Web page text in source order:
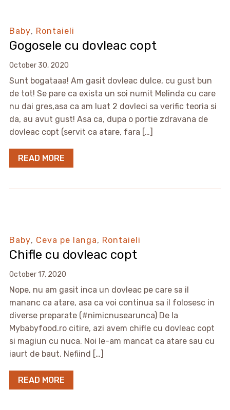
Baby, Rontaieli
Gogosele cu dovleac copt
October 30, 2020
Sunt bogataaa! Am gasit dovleac dulce, cu gust bun
de tot! Se pare ca exista un soi numit Melinda cu care
nu dai gres,asa ca am luat 2 dovleci sa verific teoria si
da, au avut gust! Asa ca, dupa o portie zdravana de
dovleac copt (servit ca atare, fara […]
READ MORE
Baby, Ceva pe langa, Rontaieli
Chifle cu dovleac copt
October 17, 2020
Nope, nu am gasit inca un dovleac pe care sa il
mananc ca atare, asa ca voi continua sa il folosesc in
diverse preparate (#nimicnusearunca) De la
Mybabyfood.ro citire, azi avem chifle cu dovleac copt
si magiun cu nuca. Noi le-am mancat ca atare sau cu
iaurt de baut. Nefiind […]
READ MORE